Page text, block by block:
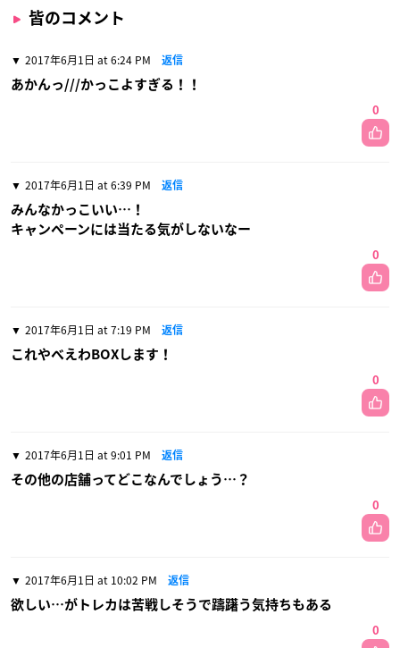
皆のコメント
2017年6月1日 at 6:24 PM 返信
あかんっ///かっこよすぎる！！
0
2017年6月1日 at 6:39 PM 返信
みんなかっこいい…！
キャンペーンには当たる気がしないなー
0
2017年6月1日 at 7:19 PM 返信
これやべえわBOXします！
0
2017年6月1日 at 9:01 PM 返信
その他の店舗ってどこなんでしょう…？
0
2017年6月1日 at 10:02 PM 返信
欲しい…がトレカは苦戦しそうで躊躇う気持ちもある
0